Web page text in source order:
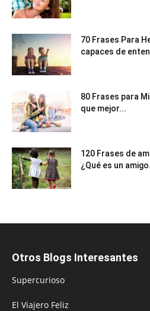
70 Frases Para
capaces de
80 Frases para
que mejor...
120 Frases de
¿Qué es un
Otros Blogs Interesantes
Supercurioso
El Viajero Feliz